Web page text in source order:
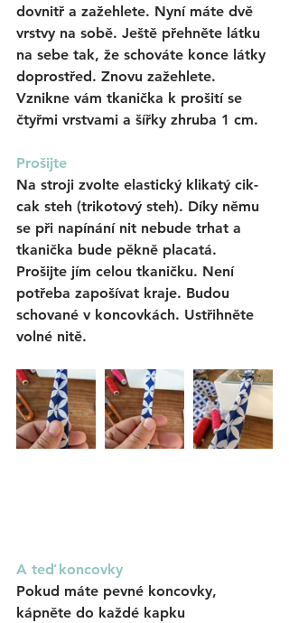
dovnitř a zažehlete. Nyní máte dvě
vrstvy na sobě. Ještě přehněte látku
na sebe tak, že schováte konce látky
doprostřed. Znovu zažehlete.
Vznikne vám tkanička k prošití se
čtyřmi vrstvami a šířky zhruba 1 cm.
Prošijte
Na stroji zvolte e lastický klikatý cik-
cak steh (trikotový steh). Díky němu
se při napínání nit nebude trhat a
tkanička bude pěkně placatá.
Prošijte jím celou tkaničku. Není
potřeba zapošívat kraje. Budou
schované v koncovkách. Ustřihněte
volné nitě.
A teď koncovky
Pokud máte pevné koncovky,
kápněte do každé kapku